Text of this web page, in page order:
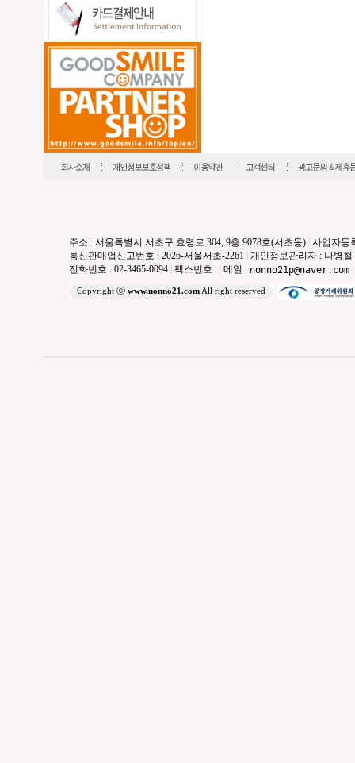
주소 : 서울특별시 서초구 효령로 304, 9층 9078호(서초동) 사업자등
통신판매업신고번호 : 2026-서울서초-2261 개인정보관리자 : 나병철
전화번호 : 02-3465-0094 팩스번호 : 메일 : nonno21p@naver.com
Copyright ⓒ www.nonno21.comAll right reserved